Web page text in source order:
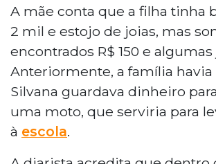
A mãe conta que a filha tinha
2 mil e estojo de joias, mas
encontrados R$ 150 e algumas
Anteriormente, a família
Silvana guardava dinheiro
uma moto, que serviria para
à escola.